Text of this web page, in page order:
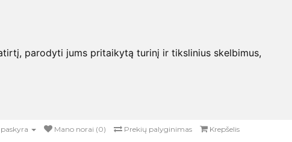
parodyti jums pritaikytą turinį ir tikslinius skelbimus,
Mano norai (0) Prekių palyginimas Krepšelis